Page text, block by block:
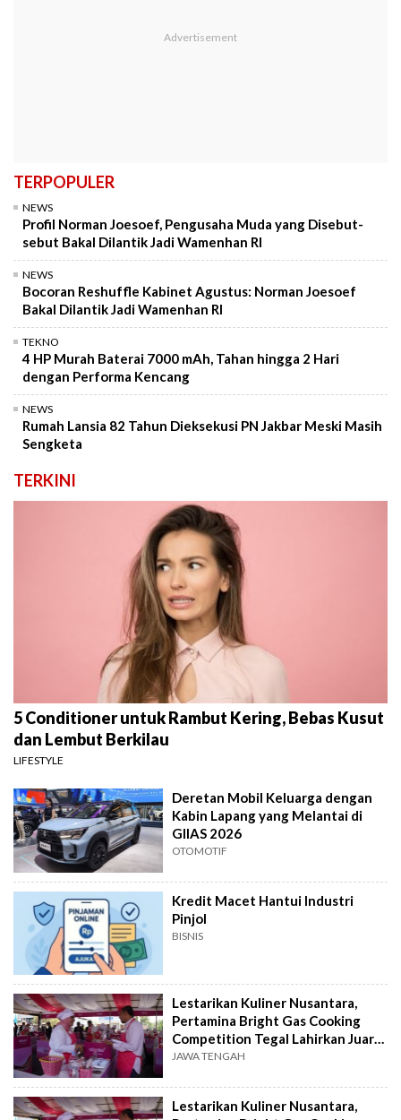
TERPOPULER
NEWS
Profil Norman Joesoef, Pengusaha Muda yang Disebut-
sebut Bakal Dilantik Jadi Wamenhan RI
NEWS
Bocoran Reshuffle Kabinet Agustus: Norman Joesoef
Bakal Dilantik Jadi Wamenhan RI
TEKNO
4 HP Murah Baterai 7000 mAh, Tahan hingga 2 Hari
dengan Performa Kencang
NEWS
Rumah Lansia 82 Tahun Dieksekusi PN Jakbar Meski Masih
Sengketa
TERKINI
5 Conditioner untuk Rambut Kering, Bebas Kusut
dan Lembut Berkilau
LIFESTYLE
Deretan Mobil Keluarga dengan
Kabin Lapang yang Melantai di
GIIAS 2026
OTOMOTIF
Kredit Macet Hantui Industri
Pinjol
BISNIS
Lestarikan Kuliner Nusantara,
Pertamina Bright Gas Cooking
Competition Tegal Lahirkan Juara
Baru
JAWA TENGAH
Lestarikan Kuliner Nusantara,